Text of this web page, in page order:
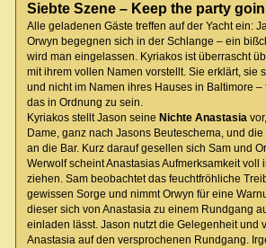
Siebte Szene – Keep the party
Alle geladenen Gäste treffen auf der Yacht ein:
Orwyn begegnen sich in der Schlange – ein
wird man eingelassen. Kyriakos ist überrascht
mit ihrem vollen Namen vorstellt. Sie erklärt, sie
und nicht im Namen ihres Hauses in Baltimore –
das in Ordnung zu sein.
Kyriakos stellt Jason seine Nichte Anastasia
Dame, ganz nach Jasons Beuteschema, und
an die Bar. Kurz darauf gesellen sich Sam und
Werwolf scheint Anastasias Aufmerksamkeit voll
ziehen. Sam beobachtet das feuchtfröhliche
gewissen Sorge und nimmt Orwyn für eine
dieser sich von Anastasia zu einem Rundgang
einladen lässt. Jason nutzt die Gelegenheit und
Anastasia auf den versprochenen Rundgang.